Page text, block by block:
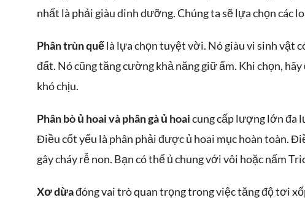
nhất là phải giàu dinh dưỡng. Chúng ta sẽ lựa chọn các
Phân trùn quếlà lựa chọn tuyệt vời. Nó giàu vi sinh vật
đất. Nó cũng tăng cường khả năng giữ ẩm. Khi chọn,
khó chịu.
Phân bò ủ hoai và phân gà ủ hoaicung cấp lượng lớn đa
Điều cốt yếu là phân phải được ủ hoai mục hoàn toàn.
gây cháy rễ non. Bạn có thể ủ chung với vôi hoặc nấm
Xơ dừađóng vai trò quan trọng trong việc tăng độ tơi